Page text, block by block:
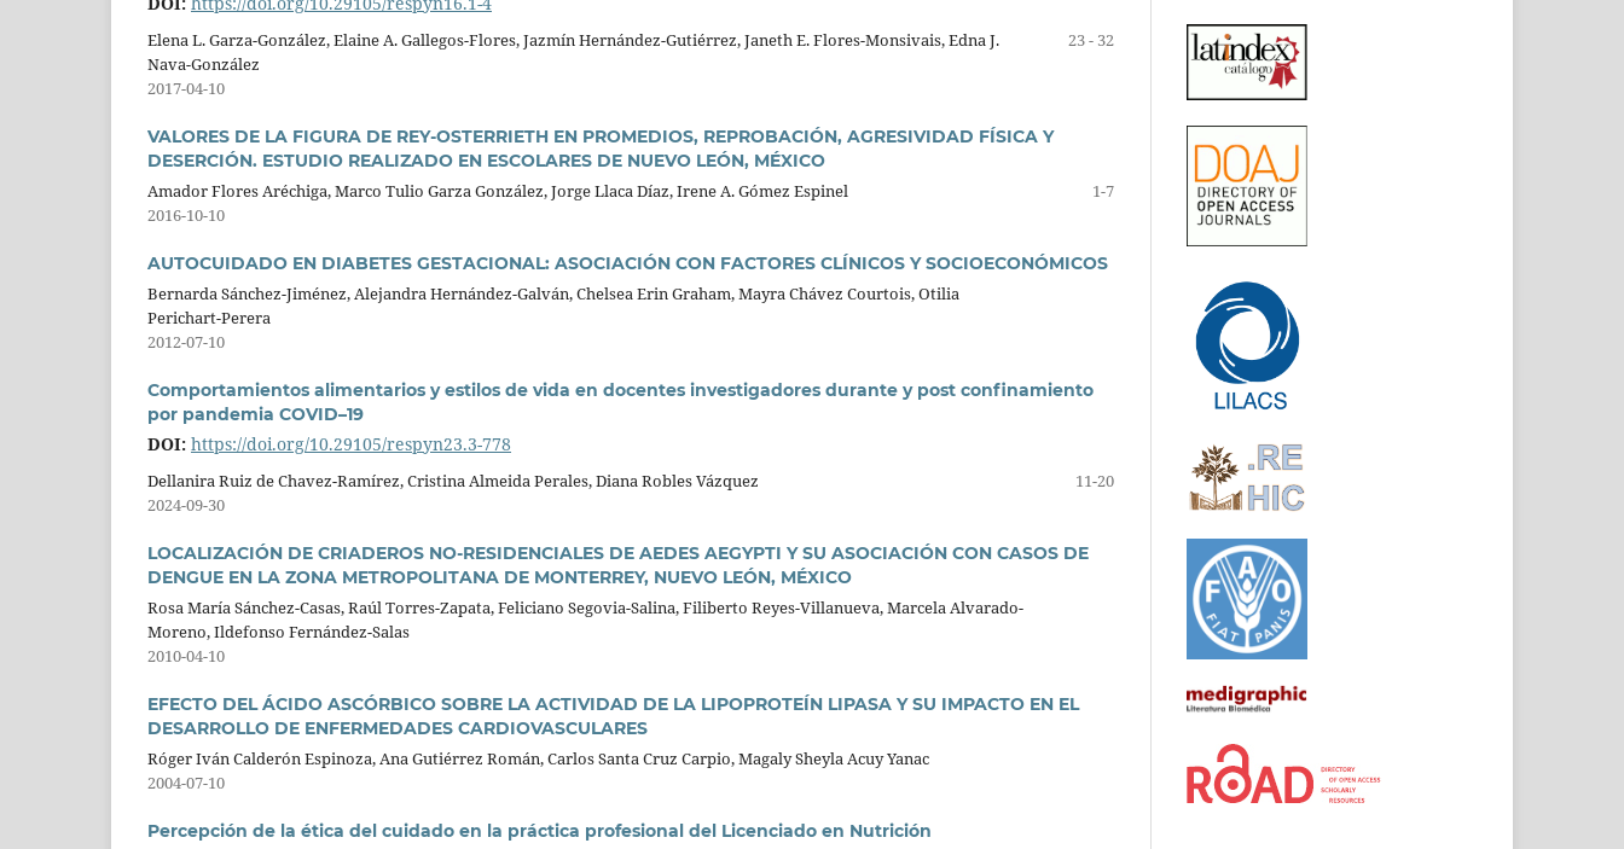
Elena L. Garza-González, Elaine A. Gallegos-Flores, Jazmín Hernández-Gutiérrez, Janeth E. Flores-Monsivais, Edna J.
Nava-González
23 - 32
2017-04-10
VALORES DE LA FIGURA DE REY-OSTERRIETH EN PROMEDIOS, REPROBACIÓN, AGRESIVIDAD FÍSICA Y
DESERCIÓN. ESTUDIO REALIZADO EN ESCOLARES DE NUEVO LEÓN, MÉXICO
Amador Flores Aréchiga, Marco Tulio Garza González, Jorge Llaca Díaz, Irene A. Gómez Espinel
1-7
2016-10-10
AUTOCUIDADO EN DIABETES GESTACIONAL: ASOCIACIÓN CON FACTORES CLÍNICOS Y SOCIOECONÓMICOS
Bernarda Sánchez-Jiménez, Alejandra Hernández-Galván, Chelsea Erin Graham, Mayra Chávez Courtois, Otilia
Perichart-Perera
2012-07-10
Comportamientos alimentarios y estilos de vida en docentes investigadores durante y post confinamiento
por pandemia COVID–19
DOI: https://doi.org/10.29105/respyn23.3-778
Dellanira Ruiz de Chavez-Ramírez, Cristina Almeida Perales, Diana Robles Vázquez
11-20
2024-09-30
LOCALIZACIÓN DE CRIADEROS NO-RESIDENCIALES DE AEDES AEGYPTI Y SU ASOCIACIÓN CON CASOS DE
DENGUE EN LA ZONA METROPOLITANA DE MONTERREY, NUEVO LEÓN, MÉXICO
Rosa María Sánchez-Casas, Raúl Torres-Zapata, Feliciano Segovia-Salina, Filiberto Reyes-Villanueva, Marcela Alvarado-
Moreno, Ildefonso Fernández-Salas
2010-04-10
EFECTO DEL ÁCIDO ASCÓRBICO SOBRE LA ACTIVIDAD DE LA LIPOPROTEÍN LIPASA Y SU IMPACTO EN EL
DESARROLLO DE ENFERMEDADES CARDIOVASCULARES
Róger Iván Calderón Espinoza, Ana Gutiérrez Román, Carlos Santa Cruz Carpio, Magaly Sheyla Acuy Yanac
2004-07-10
Percepción de la ética del cuidado en la práctica profesional del Licenciado en Nutrición